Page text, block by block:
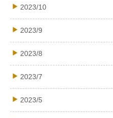
2023/10
2023/9
2023/8
2023/7
2023/5